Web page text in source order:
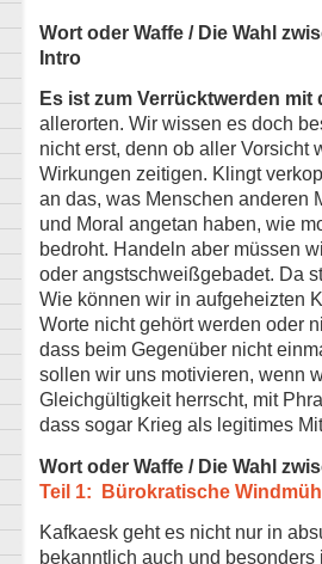
Wort oder Waffe / Die Wahl
Intro
Es ist zum Verrücktwerden mit
allerorten. Wir wissen es doch
nicht erst, denn ob aller Vorsicht
Wirkungen zeitigen. Klingt
an das, was Menschen anderen
und Moral angetan haben, wie
bedroht. Handeln aber müssen
oder angstschweißgebadet. Da
Wie können wir in aufgeheizten
Worte nicht gehört werden oder
dass beim Gegenüber nicht
sollen wir uns motivieren, wenn
Gleichgültigkeit herrscht, mit
dass sogar Krieg als legitimes
Wort oder Waffe / Die Wahl
Teil 1: Bürokratische
Kafkaesk geht es nicht nur in
bekanntlich auch und